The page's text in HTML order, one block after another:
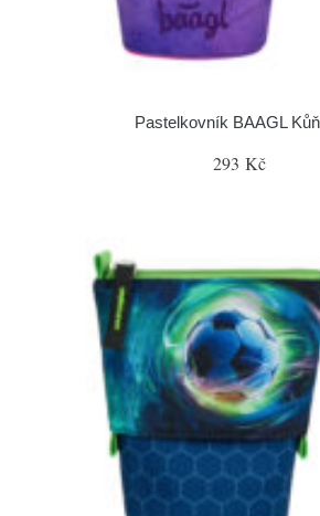
Pastelkovník BAAGL
293 Kč